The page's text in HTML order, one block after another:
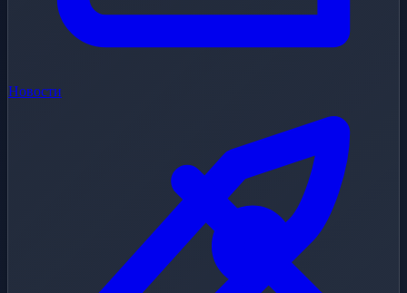
Новости